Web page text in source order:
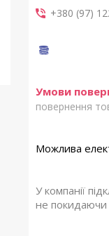
+380 (97)
повернення
У компанії
не покидаючи